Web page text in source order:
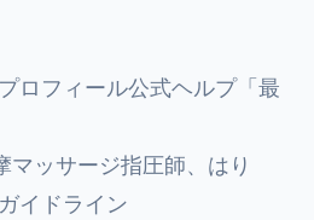
ロフィール公式ヘルプ「最
マッサージ指圧師、はり
イドライン